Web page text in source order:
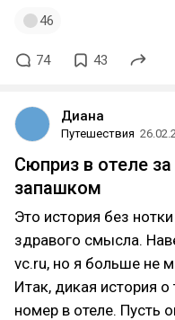
46
74 43
Диана
Путешествия
Сюприз в отеле
запашком
Это история без
здравого смысла.
vc.ru, но я больше не
Итак, дикая история
номер в отеле. Пусть